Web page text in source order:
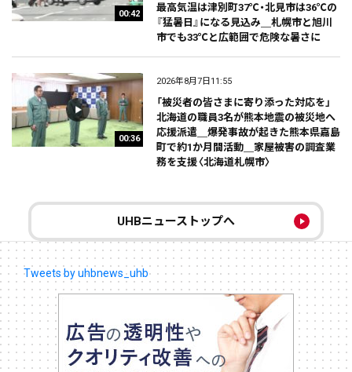
00:42
最高気温は津別町37℃・北見市は36℃の
『猛暑日』になる見込み＿札幌市と旭川
市でも33℃と広範囲で危険な暑さに
00:36
2026年8月7日11:55
「被災者の皆さまに寄り添った対応を」
北海道の職員3名が熊本地震の被災地へ
応援派遣＿爆発事故が起きた熊本県嘉島
町で約1か月間活動＿家屋被害の調査業
務を支援〈北海道札幌市〉
UHBニューストップへ
Tweets by uhbnews_uhb